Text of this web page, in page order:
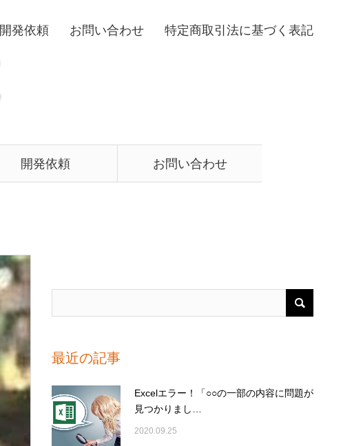
開発依頼 お問い合わせ
開発依頼 お問い合わせ 特定商取引法に基づく表記
最近の記事
Excelエラー！「○○の一部の内容に問題が
見つかりまし…
2020.09.25